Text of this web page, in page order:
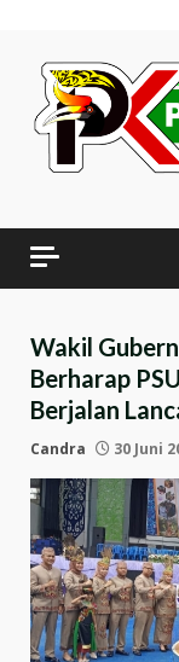
content
Wakil
Berharap
Berjalan
Candra 30 Juni